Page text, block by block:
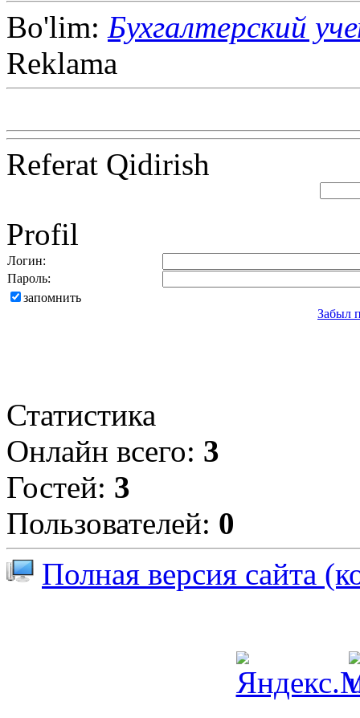
Bo'lim: Бухгалтерский
Reklama
Referat Qidirish
Profil
Логин:
Пароль:
запомнить
Забыл
Статистика
Онлайн всего: 3
Гостей: 3
Пользователей: 0
Полная версия сайта